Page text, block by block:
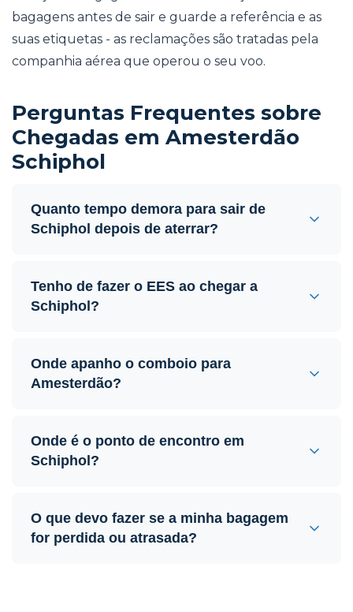
bagagens antes de sair e guarde a referência e as
suas etiquetas - as reclamações são tratadas pela
companhia aérea que operou o seu voo.
Perguntas Frequentes sobre
Chegadas em Amesterdão
Schiphol
Quanto tempo demora para sair de
Schiphol depois de aterrar?
Tenho de fazer o EES ao chegar a
Schiphol?
Onde apanho o comboio para
Amesterdão?
Onde é o ponto de encontro em
Schiphol?
O que devo fazer se a minha bagagem
for perdida ou atrasada?